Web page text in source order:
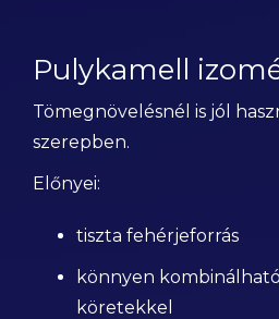
Pulykamell
Tömegnövelésnél is jól
szerepben.
Előnyei:
tiszta fehérjeforrás
könnyen
köretekkel